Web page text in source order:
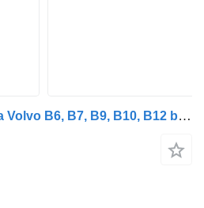
Goodyear B9 (01.02-) za Volvo B6, B7, B9, B10, B12 bus (1978-2011)